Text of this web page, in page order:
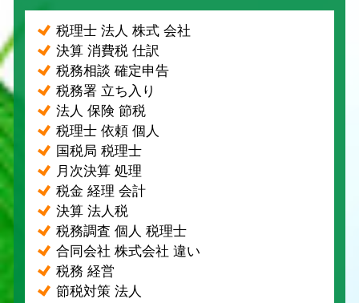
税理士 法人 株式 会社
決算 消費税 仕訳
税務相談 確定申告
税務署 立ち入り
法人 保険 節税
税理士 依頼 個人
国税局 税理士
月次決算 処理
税金 経理 会計
決算 法人税
税務調査 個人 税理士
合同会社 株式会社 違い
税務 経営
節税対策 法人